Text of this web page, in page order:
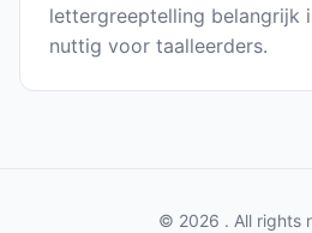
lettergreeptelling belangrijk
nuttig voor taalleerders.
© 2026 . All rights